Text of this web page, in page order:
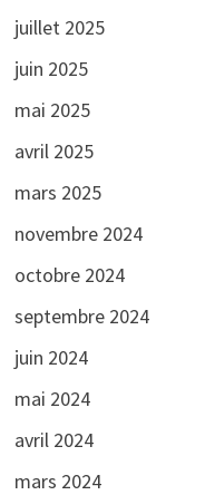
juillet 2025
juin 2025
mai 2025
avril 2025
mars 2025
novembre 2024
octobre 2024
septembre 2024
juin 2024
mai 2024
avril 2024
mars 2024